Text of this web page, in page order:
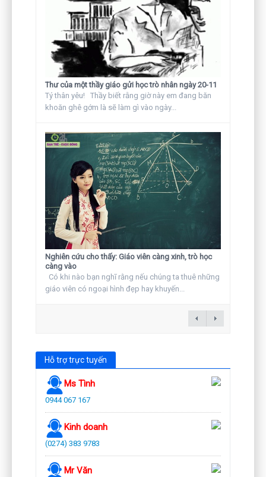
Thư của một thầy giáo gửi học trò nhân ngày 20-11
Tý thân yêu! Thầy biết rằng giờ này em đang băn
khoăn ghê gớm là sẽ làm gì vào ngày...
Nghiên cứu cho thấy: Giáo viên càng xinh, trò học
càng vào
Có khi nào bạn nghĩ rằng nếu chúng ta thuê những
giáo viên có ngoại hình đẹp hay khuyến...
Hỗ trợ trực tuyến
Ms Tình
0944 067 167
Kinh doanh
(0274) 383 9783
Mr Văn